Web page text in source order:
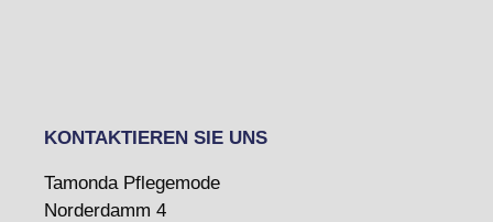
KONTAKTIEREN SIE UNS
Tamonda Pflegemode
Norderdamm 4